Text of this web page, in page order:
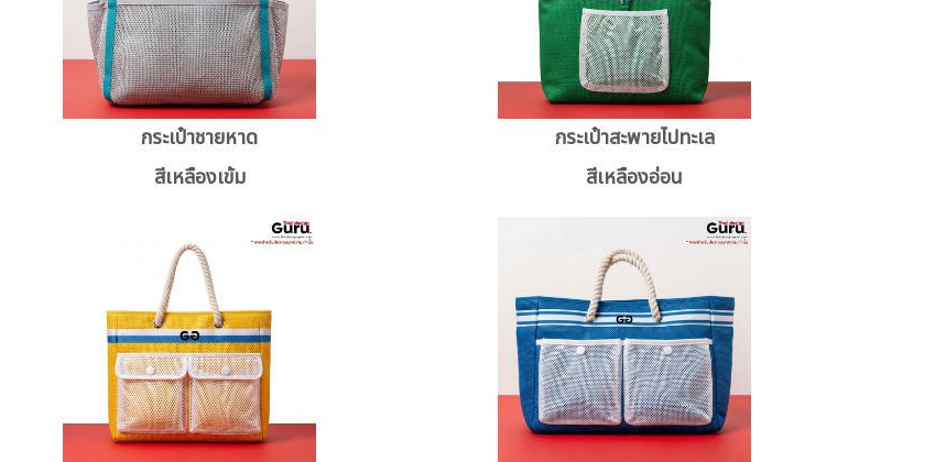
กระเป๋าชายหาด
สีเหลืองเข้ม
กระเป๋าสะพายไปทะเล
สีเหลืองอ่อน